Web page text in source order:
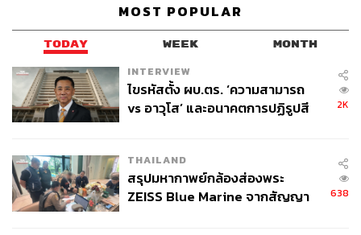
อนุทินกล่าวอีกว่า​ ต่อไปต้องฝึกให้ข้าราชการประจำ​ ปราศรัย
เป็นพบกับประชาชน อีกหน่อยท่านต้องปราศรัยกันคนละ 5
นาที​ ก่อนที่อนุทิน​ จะแนะนำสจ. ที่ขึ้นมาบนเวทีด้วย​ และ
กล่าวติดตลกว่าคนที่นี่ชื่อเล่นน่ารักดู๋ดี๋ ต่อไปให้เรียกตนว่า นู๋
หนู​ และแซวปลัดกระทรวงว่าป่อปป๊อบ​ ก่อนจะเติมชื่อเล่นให้
กับบรรดาอธิบดีที่ มาในวันนี้ด้วย
อย่างไรก็ตามผู้สื่อข่าวรายงานว่า​ ประชาชนที่มารอให้การ
ต้อนรับ​ ส่วนใหญ่เป็นคณะทำงานของ​สส.​ โดยสวมเสื้อแจ็ค
เก็ตที่ปักชื่อ​ สส.อดิศักดิ์ที่บริเวณหน้าอก​ มาร่วมงานในวันนี้
จำนวนมาก
MOST POPULAR
TODAY WEEK MONTH
INTERVIEW
ไขรหัสตั้ง ผบ.ตร. ‘ความสามารถ
vs อาวุโส’ และอนาคตการปฏิรูปสี
2K
THAILAND
สรุปมหากาพย์กล้องส่องพระ
ZEISS Blue Marine จากสัญญา
638